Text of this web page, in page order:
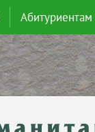
Абитуриентам